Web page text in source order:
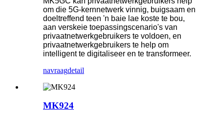
om die 5G-kernnetwerk vinnig, buigsaam en
doeltreffend teen 'n baie lae koste te bou,
aan verskeie toepassingscenario's van
privaatnetwerkgebruikers te voldoen, en
privaatnetwerkgebruikers te help om
intelligent te digitaliseer en te transformeer.
navraagdetail
MK924